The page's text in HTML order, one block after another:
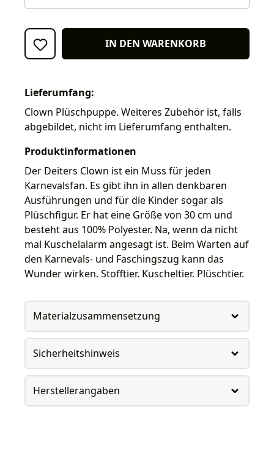
IN DEN WARENKORB
Lieferumfang:
Clown Plüschpuppe. Weiteres Zubehör ist, falls
abgebildet, nicht im Lieferumfang enthalten.
Produktinformationen
Der Deiters Clown ist ein Muss für jeden
Karnevalsfan. Es gibt ihn in allen denkbaren
Ausführungen und für die Kinder sogar als
Plüschfigur. Er hat eine Größe von 30 cm und
besteht aus 100% Polyester. Na, wenn da nicht
mal Kuschelalarm angesagt ist. Beim Warten auf
den Karnevals- und Faschingszug kann das
Wunder wirken. Stofftier. Kuscheltier. Plüschtier.
Materialzusammensetzung
Sicherheitshinweis
Herstellerangaben